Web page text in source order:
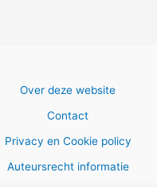
Over deze website
Contact
Privacy en Cookie policy
Auteursrecht informatie